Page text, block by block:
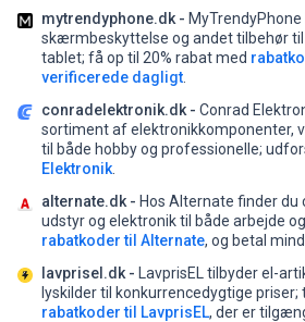
mytrendyphone.dk - MyTrendyPhone
skærmbeskyttelse og andet tilbehør
tablet; få op til 20% rabat med
verificerede dagligt
conradelektronik.dk - Conrad
sortiment af elektronikkomponenter,
til både hobby og professionelle;
Elektronik
alternate.dk - Hos Alternate finder du
udstyr og elektronik til både arbejde
rabatkoder til Alternate, og betal
lavprisel.dk - LavprisEL tilbyder el-
lyskilder til konkurrencedygtige priser;
rabatkoder til LavprisEL, der er